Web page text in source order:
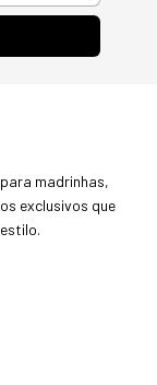
madrinhas,
exclusivos que